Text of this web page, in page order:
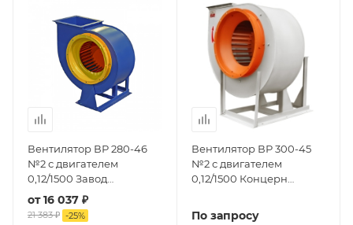
Вентилятор ВР 280-46
№2 с двигателем
0,12/1500 Завод
Вентилятор
от16 037 ₽
21 383 ₽ -25%
Вентилятор ВР 300-45
№2 с двигателем
0,12/1500 Концерн
По запросу